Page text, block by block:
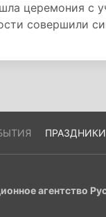
церемония с
совершили
ПРАЗДНИКИ
агентство